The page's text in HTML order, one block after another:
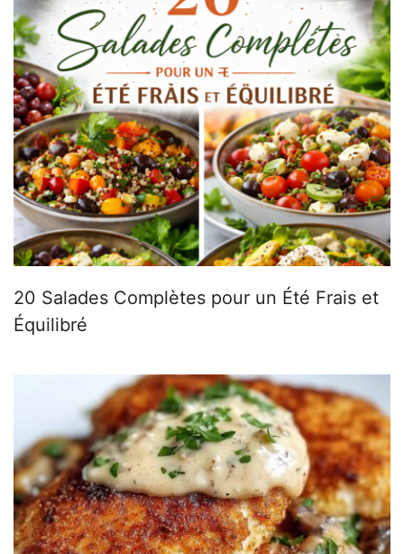
20 Salades Complètes pour un Été Frais et
Équilibré